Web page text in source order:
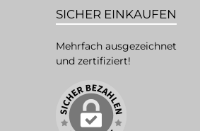
SICHER EINKAUFEN
Mehrfach ausgezeichnet
und zertifiziert!